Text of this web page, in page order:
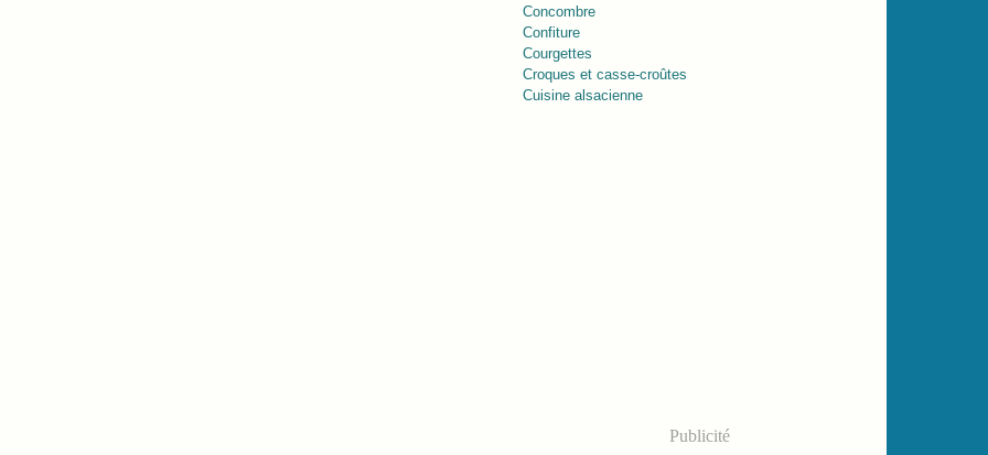
Concombre
Confiture
Courgettes
Croques et casse-croûtes
Cuisine alsacienne
Publicité